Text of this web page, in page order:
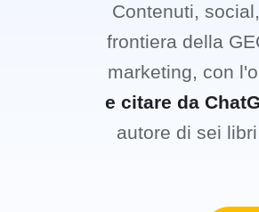
Contenuti,
frontiera della
marketing, con
e citare da
autore di sei